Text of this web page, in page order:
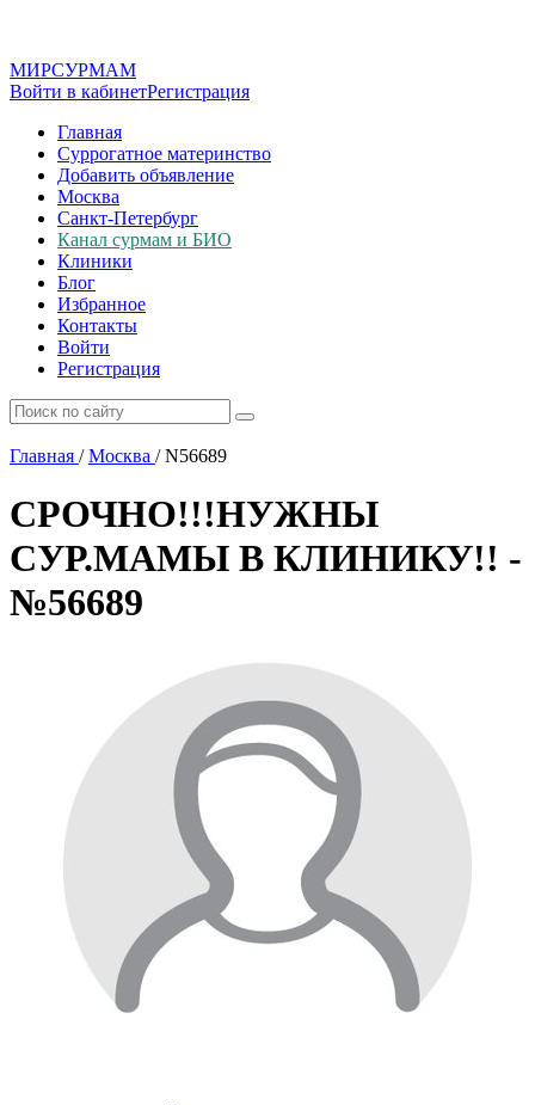
МИРСУРМАМ
Войти в кабинетРегистрация
Главная
Суррогатное материнство
Добавить объявление
Москва
Санкт-Петербург
Канал сурмам и БИО
Клиники
Блог
Избранное
Контакты
Войти
Регистрация
Главная / Москва /N56689
СРОЧНО!!!НУЖНЫ
СУР.МАМЫ В КЛИНИКУ!! -
№56689